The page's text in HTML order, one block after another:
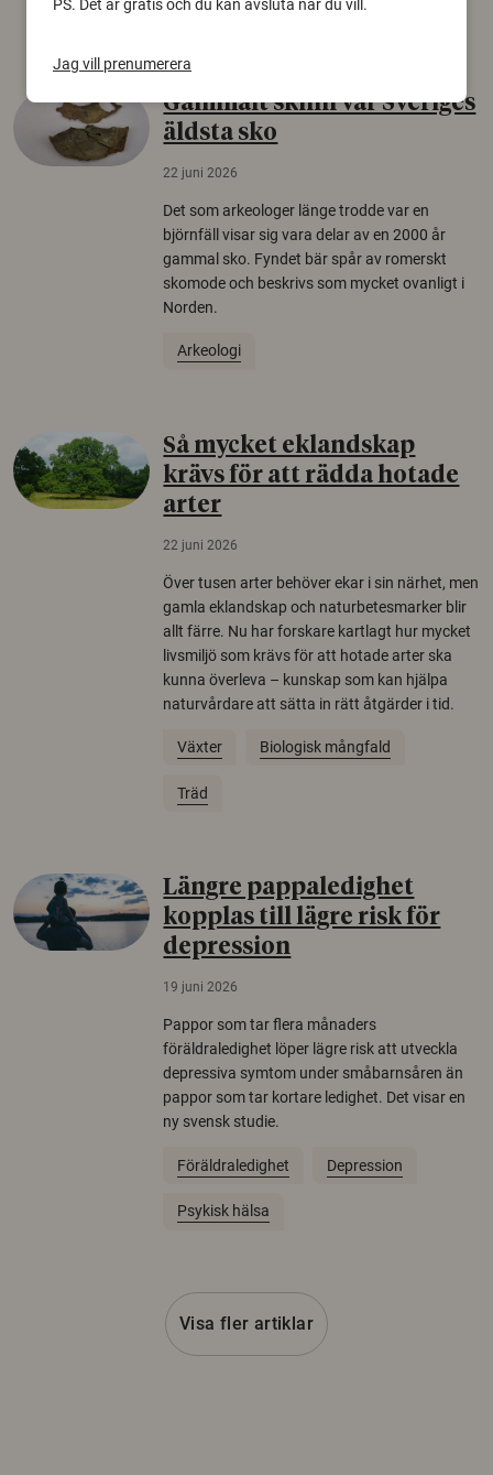
Säkerhetspolitik
Gammalt skinn var Sveriges
äldsta sko
22 juni 2026
Det som arkeologer länge trodde var en
björnfäll visar sig vara delar av en 2000 år
gammal sko. Fyndet bär spår av romerskt
skomode och beskrivs som mycket ovanligt i
Norden.
Arkeologi
Så mycket eklandskap
krävs för att rädda hotade
arter
22 juni 2026
Över tusen arter behöver ekar i sin närhet, men
gamla eklandskap och naturbetesmarker blir
allt färre. Nu har forskare kartlagt hur mycket
livsmiljö som krävs för att hotade arter ska
kunna överleva – kunskap som kan hjälpa
naturvårdare att sätta in rätt åtgärder i tid.
Växter Biologisk mångfald
Träd
Längre pappaledighet
kopplas till lägre risk för
depression
19 juni 2026
Pappor som tar flera månaders
föräldraledighet löper lägre risk att utveckla
depressiva symtom under småbarnsåren än
pappor som tar kortare ledighet. Det visar en
ny svensk studie.
Föräldraledighet Depression
Psykisk hälsa
Visa fler artiklar
PS. Det är gratis och du kan avsluta när du vill.
Jag vill prenumerera